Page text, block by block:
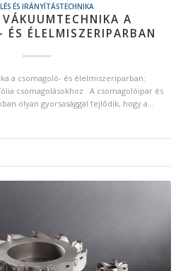
ÉS IRÁNYÍTÁSTECHNIKA
A
ÉS ÉLELMISZERIPARBAN
a csomagoló- és élelmiszeriparban:
csomagolásokhoz A csomagolóipar és
olyan gyorsasággal fejlődik, hogy a…